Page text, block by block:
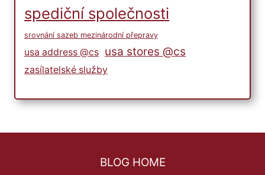
spediční společnosti
srovnání sazeb mezinárodní přepravy
usa address @cs usa stores @cs
zasílatelské služby
BLOG HOME